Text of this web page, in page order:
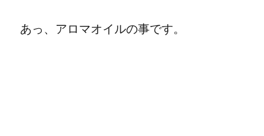
あっ、アロマオイルの事です。